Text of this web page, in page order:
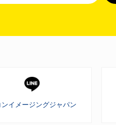
ンイメージングジャパン